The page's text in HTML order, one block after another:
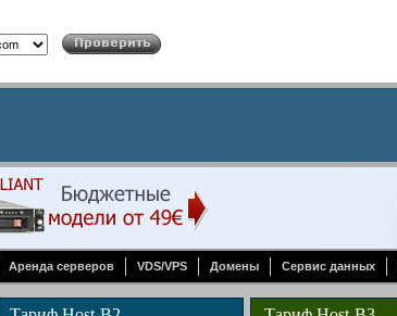
Аренда серверов VDS/VPS Домены Сервис данных